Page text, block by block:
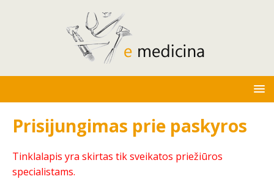
Prisijungimas prie paskyros
Tinklalapis yra skirtas tik sveikatos priežiūros
specialistams.